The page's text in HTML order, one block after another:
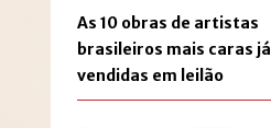
As 10 obras de artistas
brasileiros mais caras já
vendidas em leilão